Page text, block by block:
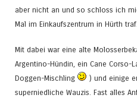
aber nicht an und so schloss ich
Mal im Einkaufszentrum in Hürth traf.
Mit dabei war eine alte
Argentino-Hündin, ein Cane Corso-
Doggen-Mischling
) und einige
superniedliche Wauzis. Fast alles